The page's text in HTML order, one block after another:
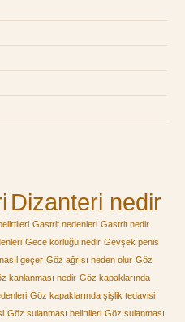
Dizanteri nedir
Gastrit nedenleri Gastrit nedir
Gece körlüğü nedir Gevşek penis
geçer Göz ağrısı neden olur Göz
kanlanması nedir Göz kapaklarında
Göz kapaklarında şişlik tedavisi
Göz sulanması belirtileri Göz sulanması